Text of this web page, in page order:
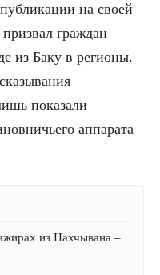
на своей
граждан
из Баку в регионы.
показали
аппарата
из Нахчывана –